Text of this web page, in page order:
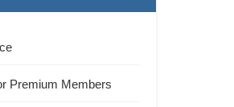
Premium Members